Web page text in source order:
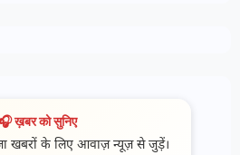
ख़बर को सुनिए
खबरों के लिए आवाज़ न्यूज़ से जुड़ें।